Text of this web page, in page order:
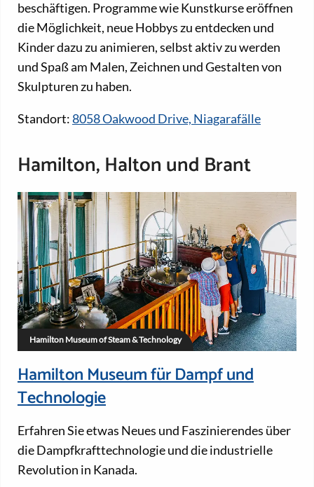
beschäftigen. Programme wie Kunstkurse eröffnen
die Möglichkeit, neue Hobbys zu entdecken und
Kinder dazu zu animieren, selbst aktiv zu werden
und Spaß am Malen, Zeichnen und Gestalten von
Skulpturen zu haben.
Standort:8058 Oakwood Drive, Niagarafälle
Hamilton, Halton und Brant
Hamilton Museum of Steam & Technology
Hamilton Museum für Dampf und
Technologie
Erfahren Sie etwas Neues und Faszinierendes über
die Dampfkrafttechnologie und die industrielle
Revolution in Kanada.